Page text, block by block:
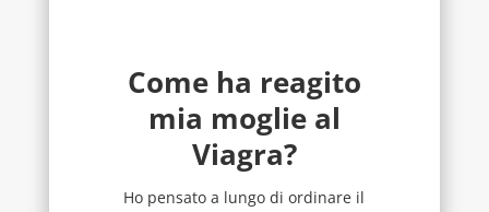
Come ha reagito
mia moglie al
Viagra?
Ho pensato a lungo di ordinare il